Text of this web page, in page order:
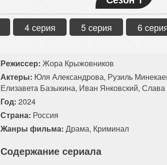
4 серия 5 серия 6
Режиссер: Жора Крыжовников
Актеры: Юля Александрова, Рузиль
Елизавета Базыкина, Иван Янковский,
Год: 2024
Страна: Россия
Жанры фильма: Драма, Криминал
Содержание сериала